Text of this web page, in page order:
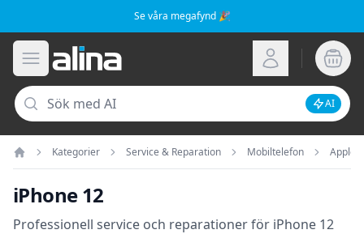
Se våra megafynd 🎉
Öppna meny
Alina.se Logga in
Sök
AI
Hem
Kategorier Service & Reparation Mobiltelefon Apple
iPhone 12
Professionell service och reparationer för iPhone 12